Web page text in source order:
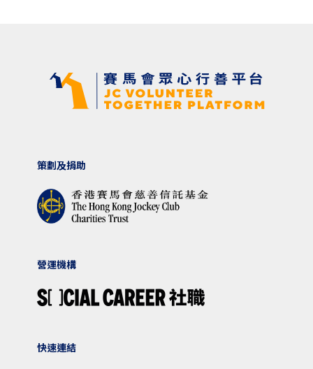
策劃及捐助
營運機構
快速連結